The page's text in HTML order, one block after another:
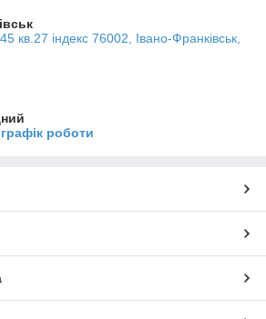
кв.27 індекс 76002, Івано-Франківськ,
роботи